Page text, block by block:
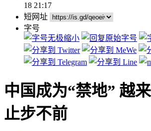
18 21:17
短网址
字号
中国成为“禁地” 越
止步不前